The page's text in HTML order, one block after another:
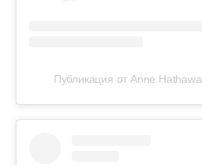
Публикация от Anne